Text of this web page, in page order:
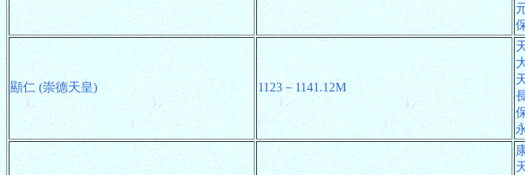
顯仁 (崇德天皇) 1123－1141.12M